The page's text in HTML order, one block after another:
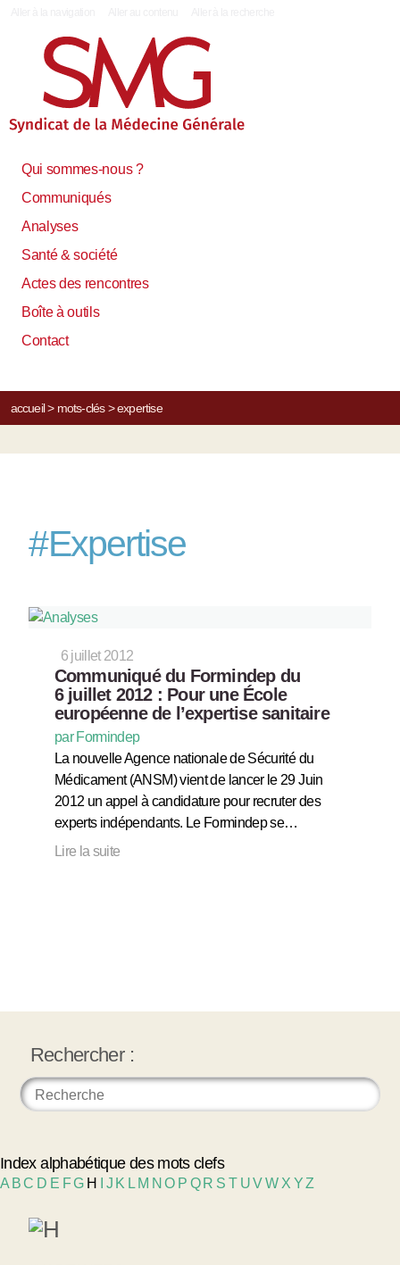
Qui sommes-nous ?
Communiqués
Analyses
Santé & société
Actes des rencontres
Boîte à outils
Contact
accueil> mots-clés> expertise
#Expertise
6 juillet 2012
Communiqué du Formindep du
6 juillet 2012 : Pour une École
européenne de l’expertise sanitaire
par Formindep
La nouvelle Agence nationale de Sécurité du
Médicament (ANSM) vient de lancer le 29 Juin
2012 un appel à candidature pour recruter des
experts indépendants. Le Formindep se…
Lire la suite
Rechercher :
Index alphabétique des mots clefs
A BC D E FG H J K L M NO P Q R S T UVW X YZ